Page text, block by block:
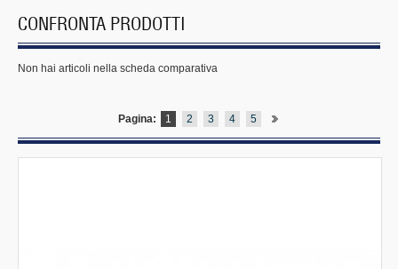
Vetrine refrigerate retro banco
Centrifuga frutta e verdura
Mantecatori e Pastorizzatori gelato
CONFRONTA PRODOTTI
Non hai articoli nella scheda comparativa
Pagina: 1 2 3 4 5